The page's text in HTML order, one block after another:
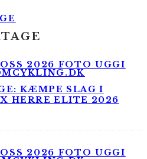
KÆMPE SLAG I
HERRE ELITE 2026